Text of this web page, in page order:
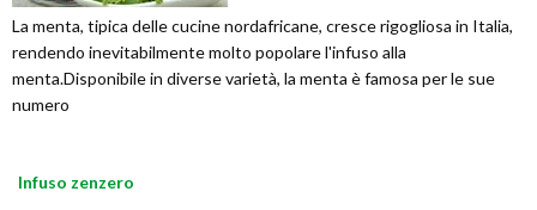
La menta, tipica delle cucine nordafricane, cresce rigogliosa in Italia,
rendendo inevitabilmente molto popolare l'infuso alla
menta.Disponibile in diverse varietà, la menta è famosa per le sue
numero
Infuso zenzero